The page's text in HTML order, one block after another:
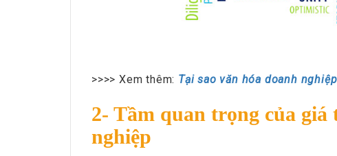
>>>> Xem thêm: Tại sao văn hóa doanh
2- Tầm quan trọng của
nghiệp